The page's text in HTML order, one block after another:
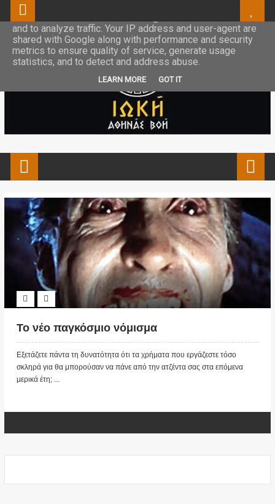
Το νέο παγκόσμιο νόμισμα
Εξετάζετε πάντα τη δυνατότητα ότι τα χρήματα που εργάζεστε τόσο
σκληρά για θα μπορούσαν να πάνε από την ατζέντα σας στα επόμενα
μερικά έτη; ...
This site uses cookies from Google to deliver its services
and to analyze traffic. Your IP address and user-agent are
shared with Google along with performance and security
metrics to ensure quality of service, generate usage
statistics, and to detect and address abuse.
LEARN MORE GOT IT